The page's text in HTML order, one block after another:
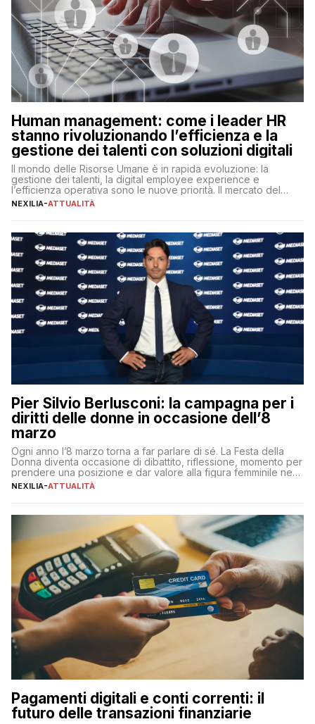
Human management: come i leader HR
stanno rivoluzionando l’efficienza e la
gestione dei talenti con soluzioni digitali
Il mondo delle Risorse Umane è in rapida evoluzione: la
gestione dei talenti, la digital employee experience e
l’efficienza operativa sono le nuove priorità. Il mercato del
lavoro, d’altra parte, è sempre più competitivo con una lotta
NEXILIA-ATTUALITÀ
Pier Silvio Berlusconi: la campagna per i
diritti delle donne in occasione dell’8
marzo
Ogni anno l’8 marzo torna a far parlare di sé. La Festa della
Donna diventa occasione di dibattito, riflessione, momento per
prendere una posizione e dar valore alla figura femminile nella
sua complessità e crucialità. A lanciare un messaggio “forte e
NEXILIA-ATTUALITÀ
Pagamenti digitali e conti correnti: il
futuro delle transazioni finanziarie